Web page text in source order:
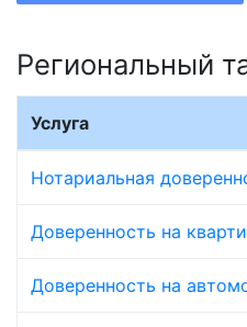
Региональный
Услуга
Нотариальная
Доверенность на
Доверенность на